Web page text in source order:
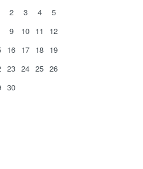
2 3 4
5
9 10 11
12
16 17 18 19
23 24 25 26
30